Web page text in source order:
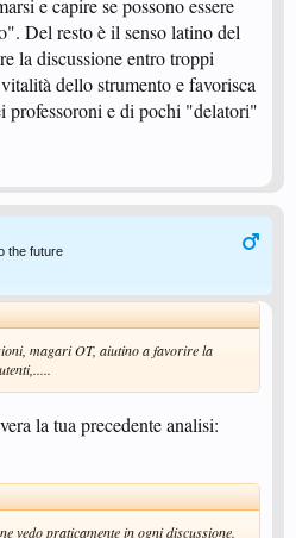
e capire se possono essere
Del resto è il senso latino del
la discussione entro troppi
dello strumento e favorisca
professoroni e di pochi "delatori"
the future
magari OT, aiutino a favorire la
la tua precedente analisi:
vedo praticamente in ogni discussione.